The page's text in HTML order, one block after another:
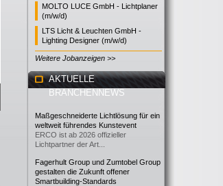
MOLTO LUCE GmbH - Lichtplaner
(m/w/d)
LTS Licht & Leuchten GmbH -
Lighting Designer (m/w/d)
Weitere Jobanzeigen >>
AKTUELLE
BRANCHENNEWS
Maßgeschneiderte Lichtlösung für ein
weltweit führendes Kunstevent
ERCO ist ab 2026 offizieller
Lichtpartner der Art...
Fagerhult Group und Zumtobel Group
gestalten die Zukunft offener
Smartbuilding-Standards